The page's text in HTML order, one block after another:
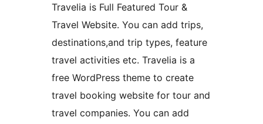
Travelia is Full Featured Tour &
Travel Website. You can add trips,
destinations,and trip types, feature
travel activities etc. Travelia is a
free WordPress theme to create
travel booking website for tour and
travel companies. You can add